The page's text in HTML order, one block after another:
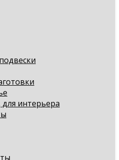
интерьера